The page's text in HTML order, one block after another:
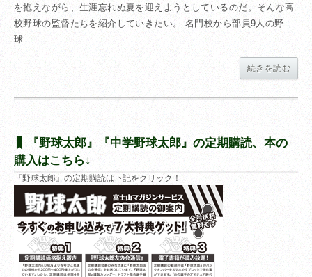
を抱えながら、生涯忘れぬ夏を迎えようとしているのだ。そんな高
校野球の監督たちを紹介していきたい。 名門校から部員9人の野
球...
続きを読む
『野球太郎』『中学野球太郎』の定期購読、本の
購入はこちら↓
『野球太郎』の定期購読は下記をクリック！